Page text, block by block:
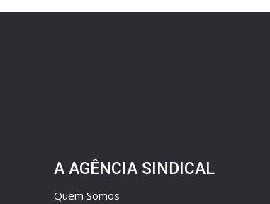
A AGÊNCIA SINDICAL
Quem Somos